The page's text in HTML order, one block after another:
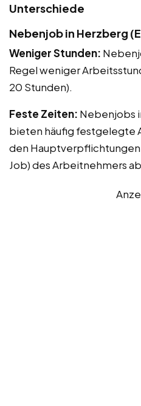
Unterschiede
Nebenjob in Herzberg
Weniger Stunden:
Regel weniger
20 Stunden).
Feste Zeiten: Nebenjobs
bieten häufig festgelegte
den Hauptverpflichtungen
Job) des Arbeitnehmers